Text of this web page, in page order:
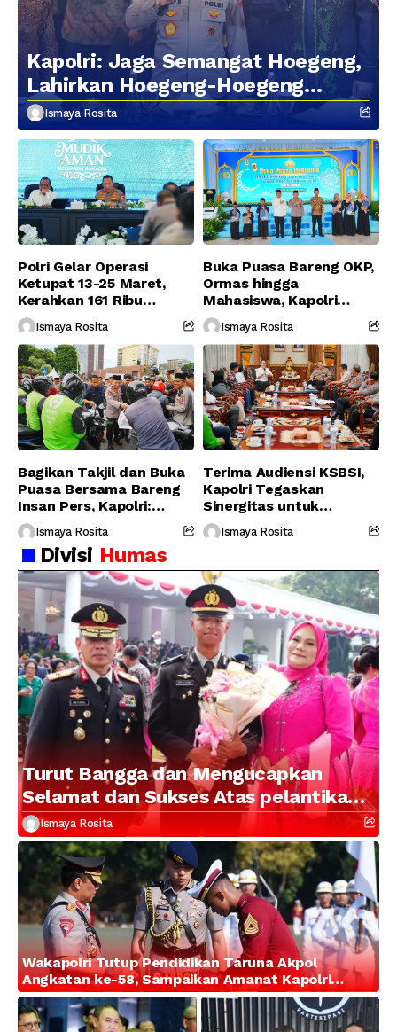
Kapolri: Jaga Semangat Hoegeng,
Lahirkan Hoegeng-Hoegeng
Berikutnya
Ismaya Rosita
Polri Gelar Operasi
Ketupat 13-25 Maret,
Kerahkan 161 Ribu
Personel Gabungan
Ismaya Rosita
Buka Puasa Bareng OKP,
Ormas hingga
Mahasiswa, Kapolri
Serukan Jaga
Persatuan-Dukung
Program Pemerintah
Ismaya Rosita
Bagikan Takjil dan Buka
Puasa Bersama Bareng
Insan Pers, Kapolri:
Suara Media Suara
Publik
Ismaya Rosita
Terima Audiensi KSBSI,
Kapolri Tegaskan
Sinergitas untuk
Perjuangkan Hak Buruh
Ismaya Rosita
Divisi Humas
Turut Bangga dan Mengucapkan
Selamat dan Sukses Atas pelantikan
Putra Brigjen Pol Drs, A.M Kamal.
Sebagai Perwira Polri Lulusan AKPOL
2026
Ismaya Rosita
Wakapolri Tutup Pendidikan Taruna Akpol
Angkatan ke-58, Sampaikan Amanat Kapolri
kepada 282 Capaja